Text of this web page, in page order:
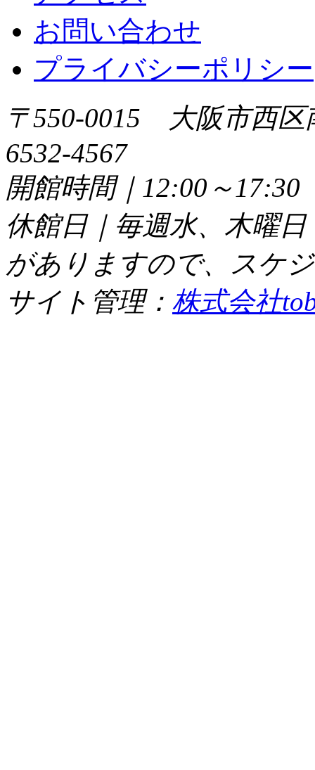
お問い合わせ
プライバシーポリシー
〒550-0015 大阪市西
6532-4567
開館時間｜12:00～
休館日｜毎週水、木曜
がありますので、スケ
サイト管理： 株式会社